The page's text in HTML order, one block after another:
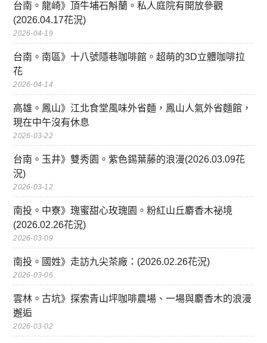
台南。龍崎》頂牛埔石斛蘭。私人庭院有開放參觀
(2026.04.17花況)
2026-04-19
台南。南區》十八號隱巷咖啡館。超萌的3D立體咖啡拉
花
2026-04-14
高雄。鳳山》江北食堂風味外省麵，鳳山人氣外省麵館，
現在中午沒有休息
2026-03-22
台南。玉井》雙秀園。紫色錫葉藤的浪漫(2026.03.09花
況)
2026-03-12
南投。中寮》瑰蜜甜心玫瑰園。粉紅山丘麝香木祕境
(2026.02.26花況)
2026-03-09
南投。國姓》走訪九尖茶廠：(2026.02.26花況)
2026-03-06
雲林。古坑》探索青山坪咖啡農場、一場與麝香木的浪漫
邂逅
2026-03-02